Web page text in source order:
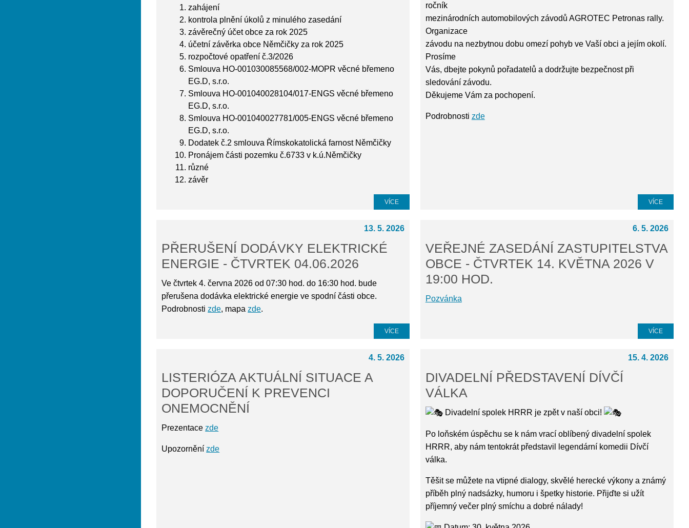
zahájení
kontrola plnění úkolů z minulého zasedání
závěrečný účet obce za rok 2025
účetní závěrka obce Němčičky za rok 2025
rozpočtové opatření č.3/2026
Smlouva HO-001030085568/002-MOPR věcné břemeno
EG.D, s.r.o.
Smlouva HO-001040028104/017-ENGS věcné břemeno
EG.D, s.r.o.
Smlouva HO-001040027781/005-ENGS věcné břemeno
EG.D, s.r.o.
Dodatek č.2 smlouva Římskokatolická farnost Němčičky
Pronájem části pozemku č.6733 v k.ú.Němčičky
různé
závěr
VÍCE
ročník
mezinárodních automobilových závodů AGROTEC Petronas rally.
Organizace
závodu na nezbytnou dobu omezí pohyb ve Vaší obci a jejím okolí.
Prosíme
Vás, dbejte pokynů pořadatelů a dodržujte bezpečnost při
sledování závodu.
Děkujeme Vám za pochopení.
Podrobnosti zde
VÍCE
13. 5. 2026
PŘERUŠENÍ DODÁVKY ELEKTRICKÉ
ENERGIE - ČTVRTEK 04.06.2026
Ve čtvrtek 4. června 2026 od 07:30 hod. do 16:30 hod. bude
přerušena dodávka elektrické energie ve spodní části obce.
Podrobnostizde, mapazde.
VÍCE
6. 5. 2026
VEŘEJNÉ ZASEDÁNÍ ZASTUPITELSTVA
OBCE - ČTVRTEK 14. KVĚTNA 2026 V
19:00 HOD.
Pozvánka
VÍCE
4. 5. 2026
LISTERIÓZA AKTUÁLNÍ SITUACE A
DOPORUČENÍ K PREVENCI
ONEMOCNĚNÍ
Prezentacezde
Upozorněnízde
15. 4. 2026
DIVADELNÍ PŘEDSTAVENÍ DÍVČÍ
VÁLKA
Divadelní spolek HRRR je zpět v naší obci!
Po loňském úspěchu se k nám vrací oblíbený divadelní spolek
HRRR, aby nám tentokrát představil legendární komedii Dívčí
válka.
Těšit se můžete na vtipné dialogy, skvělé herecké výkony a známý
příběh plný nadsázky, humoru i špetky historie. Přijďte si užít
příjemný večer plný smíchu a dobré nálady!